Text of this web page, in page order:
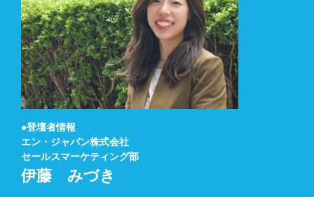
●登壇者情報
エン・ジャパン株式会社
セールスマーケティング部
伊藤 みづき